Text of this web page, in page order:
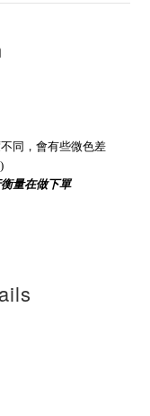
同，會有些微色差
)
量在做下單